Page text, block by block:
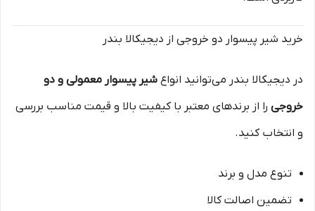
خرید شیر پیسوار دو خروجی از دیجیکالا بندر
در دیجیکالا بندر می‌توانید انواع شیر پیسوار معمولی و دو
خروجی را از برندهای معتبر با کیفیت بالا و قیمت مناسب بررسی
و انتخاب کنید.
تنوع مدل و برند
تضمین اصالت کالا